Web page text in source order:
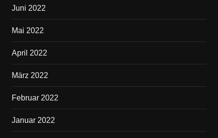
Juni 2022
Mai 2022
April 2022
März 2022
Februar 2022
Januar 2022